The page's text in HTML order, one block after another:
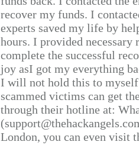
recover my funds. I
experts saved my life by
hours. I provided
complete the successful
joy asI got my everything
I will not hold this to
scammed victims can get
through their hotline at:
London, you can even visit